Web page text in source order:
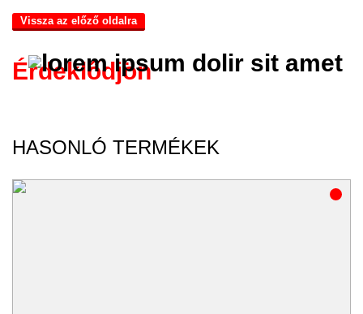
Vissza az előző oldalra
Érdeklődjön
HASONLÓ TERMÉKEK